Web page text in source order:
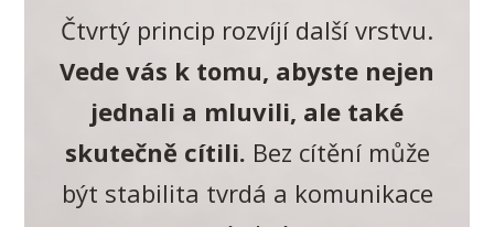
Čtvrtý princip rozvíjí další vrstvu.
Vede vás k tomu, abyste nejen
jednali a mluvili, ale také
skutečně cítili. Bez cítění může
být stabilita tvrdá a komunikace